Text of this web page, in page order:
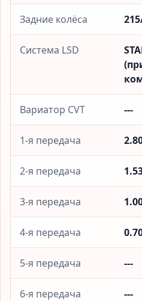
Задние колёса
Система LSD
Вариатор CVT ---
1-я передача
2-я передача
3-я передача
4-я передача
5-я передача ---
6-я передача ---